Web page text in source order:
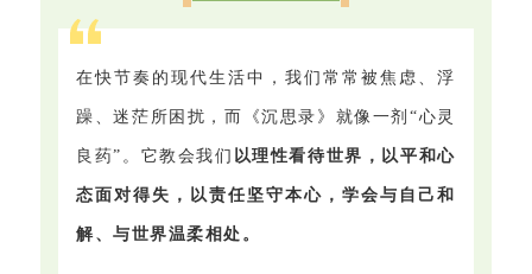
在快节奏的现代生活中，我们常常被焦虑、浮
躁、迷茫所困扰，而《沉思录》就像一剂“心灵
良药”。它教会我们 以理性看待世界，以平和心
态面对得失，以责任坚守本心，学会与自己和
解、与世界温柔相处。